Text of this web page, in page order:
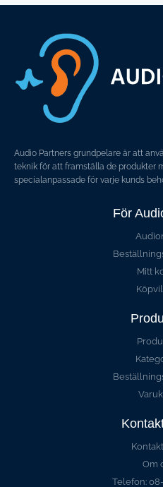
Audio Partners grundpelare är att
teknik för att framställa de produkter
specialanpassade för varje kunds
För
Mitt
Om
Telefon: